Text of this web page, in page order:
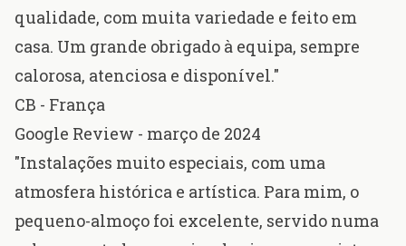
qualidade, com muita variedade e feito em
casa. Um grande obrigado à equipa, sempre
calorosa, atenciosa e disponível."
CB - França
Google Review - março de 2024
"Instalações muito especiais, com uma
atmosfera histórica e artística. Para mim, o
pequeno-almoço foi excelente, servido numa